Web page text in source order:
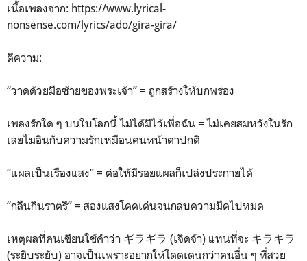
เนื้อเพลงจาก: https://www.lyrical-
nonsense.com/lyrics/ado/gira-gira/
ตีความ:
“วาดด้วยมือซ้ายของพระเจ้า” = ถูกสร้างให้บกพร่อง
เพลงรักใด ๆ บนใบโลกนี้ ไม่ได้มีไว้เพื่อฉัน = ไม่เคยสมหวังในรัก
เลยไม่อินกับความรักเหมือนคนหน้าตาปกติ
“แผลเป็นเรืองแสง” = ต่อให้มีรอยแผลก็เปล่งประกายได้
“กลืนกินราตรี” = ส่องแสงโดดเด่นจนกลบความมืดไปหมด
เหตุผลที่คนเขียนใช้คำว่า ギラギラ (เจิดจ้า) แทนที่จะ キラキラ
(ระยิบระยับ) อาจเป็นเพราะอยากให้โดดเด่นกว่าคนอื่น ๆ ที่สวย